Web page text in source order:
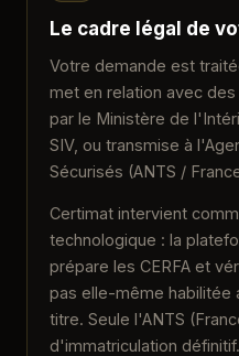
Le cadre légal de
Votre demande est
met en relation avec
par le Ministère de
SIV, ou transmise à
Sécurisés (ANTS /
Certimat intervient
technologique : la
prépare les CERFA et
pas elle-même habilitée
titre. Seule l'ANTS
d'immatriculation